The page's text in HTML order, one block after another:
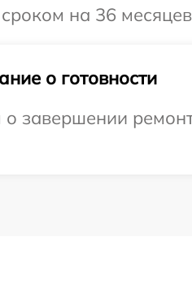
на 36
о готовности
завершении